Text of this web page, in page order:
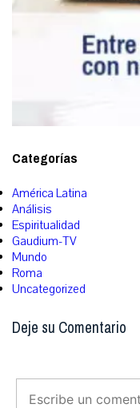
Categorías
América Latina
Análisis
Espiritualidad
Gaudium-TV
Mundo
Roma
Uncategorized
Deje su Comentario